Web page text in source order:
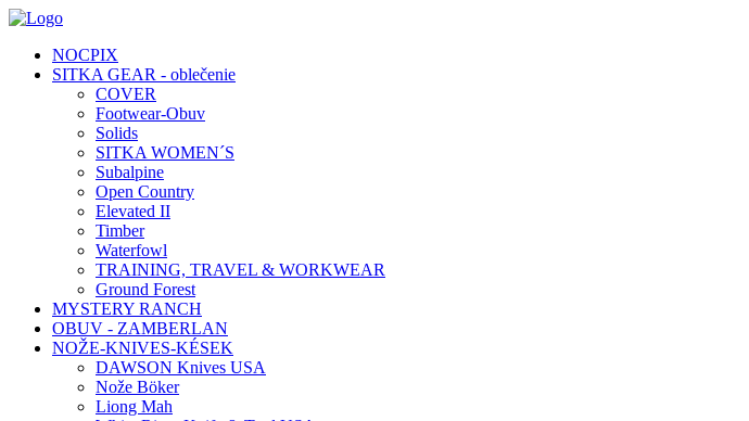
NOCPIX
SITKA GEAR - oblečenie
COVER
Footwear-Obuv
Solids
SITKA WOMEN´S
Subalpine
Open Country
Elevated II
Timber
Waterfowl
TRAINING, TRAVEL & WORKWEAR
Ground Forest
MYSTERY RANCH
OBUV - ZAMBERLAN
NOŽE-KNIVES-KÉSEK
DAWSON Knives USA
Nože Böker
Liong Mah